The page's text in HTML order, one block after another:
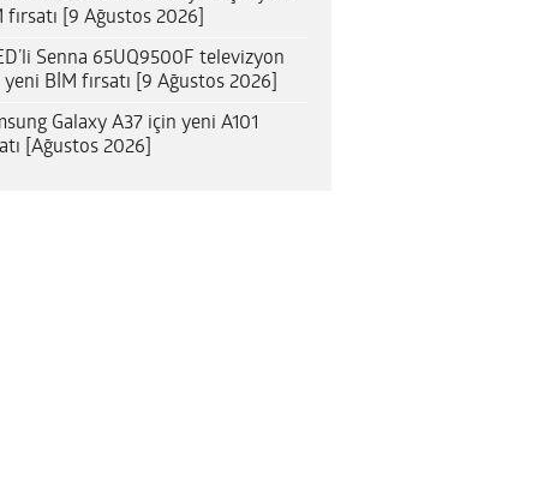
fırsatı [9 Ağustos 2026]
Senna 65UQ9500F televizyon
BİM fırsatı [9 Ağustos 2026]
Galaxy A37 için yeni A101
[Ağustos 2026]